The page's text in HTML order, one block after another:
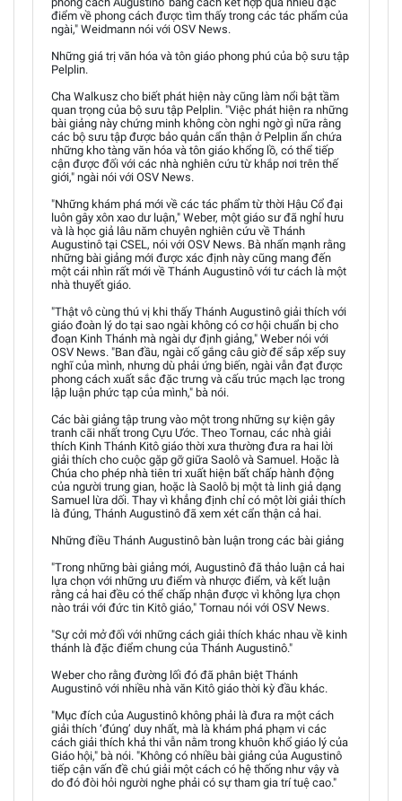
điểm về phong cách được tìm thấy trong các tác phẩm của
ngài," Weidmann nói với OSV News.
Những giá trị văn hóa và tôn giáo phong phú của bộ sưu tập
Pelplin.
Cha Walkusz cho biết phát hiện này cũng làm nổi bật tầm
quan trọng của bộ sưu tập Pelplin. "Việc phát hiện ra những
bài giảng này chứng minh không còn nghi ngờ gì nữa rằng
các bộ sưu tập được bảo quản cẩn thận ở Pelplin ẩn chứa
những kho tàng văn hóa và tôn giáo khổng lồ, có thể tiếp
cận được đối với các nhà nghiên cứu từ khắp nơi trên thế
giới," ngài nói với OSV News.
"Những khám phá mới về các tác phẩm từ thời Hậu Cổ đại
luôn gây xôn xao dư luận," Weber, một giáo sư đã nghỉ hưu
và là học giả lâu năm chuyên nghiên cứu về Thánh
Augustinô tại CSEL, nói với OSV News. Bà nhấn mạnh rằng
những bài giảng mới được xác định này cũng mang đến
một cái nhìn rất mới về Thánh Augustinô với tư cách là một
nhà thuyết giáo.
"Thật vô cùng thú vị khi thấy Thánh Augustinô giải thích với
giáo đoàn lý do tại sao ngài không có cơ hội chuẩn bị cho
đoạn Kinh Thánh mà ngài dự định giảng," Weber nói với
OSV News. "Ban đầu, ngài cố gắng câu giờ để sắp xếp suy
nghĩ của mình, nhưng dù phải ứng biến, ngài vẫn đạt được
phong cách xuất sắc đặc trưng và cấu trúc mạch lạc trong
lập luận phức tạp của mình," bà nói.
Các bài giảng tập trung vào một trong những sự kiện gây
tranh cãi nhất trong Cựu Ước. Theo Tornau, các nhà giải
thích Kinh Thánh Kitô giáo thời xưa thường đưa ra hai lời
giải thích cho cuộc gặp gỡ giữa Saolô và Samuel. Hoặc là
Chúa cho phép nhà tiên tri xuất hiện bất chấp hành động
của người trung gian, hoặc là Saolô bị một tà linh giả dạng
Samuel lừa dối. Thay vì khẳng định chỉ có một lời giải thích
là đúng, Thánh Augustinô đã xem xét cẩn thận cả hai.
Những điều Thánh Augustinô bàn luận trong các bài giảng
"Trong những bài giảng mới, Augustinô đã thảo luận cả hai
lựa chọn với những ưu điểm và nhược điểm, và kết luận
rằng cả hai đều có thể chấp nhận được vì không lựa chọn
nào trái với đức tin Kitô giáo," Tornau nói với OSV News.
"Sự cởi mở đối với những cách giải thích khác nhau về kinh
thánh là đặc điểm chung của Thánh Augustinô."
Weber cho rằng đường lối đó đã phân biệt Thánh
Augustinô với nhiều nhà văn Kitô giáo thời kỳ đầu khác.
"Mục đích của Augustinô không phải là đưa ra một cách
giải thích ‘đúng’ duy nhất, mà là khám phá phạm vi các
cách giải thích khả thi vẫn nằm trong khuôn khổ giáo lý của
Giáo hội," bà nói. "Không có nhiều bài giảng của Augustinô
tiếp cận vấn đề chú giải một cách có hệ thống như vậy và
do đó đòi hỏi người nghe phải có sự tham gia trí tuệ cao."